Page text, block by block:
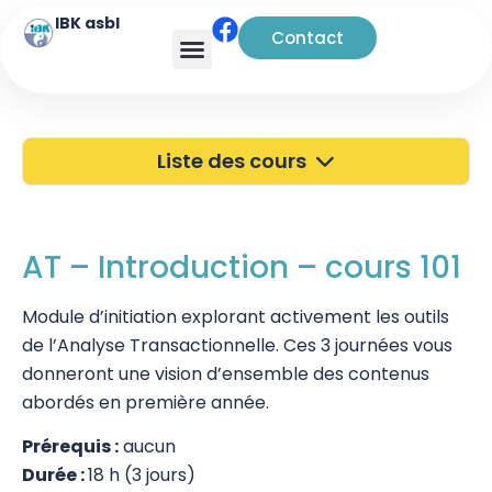
IBK asbl
Contact
Liste des cours
Portes Ouvertes
Découverte
Kinésiologie
Pratiques supervisées – Examens
EFT et Tapping
AT – Introduction – cours 101
Module d’initiation explorant activement les outils
de l’Analyse Transactionnelle. Ces 3 journées vous
donneront une vision d’ensemble des contenus
abordés en première année.
Prérequis :aucun
Durée :18 h (3 jours)